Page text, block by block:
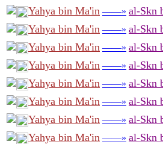
Yahya bin Ma'in ——» al-Skn
Yahya bin Ma'in ——» al-Skn
Yahya bin Ma'in ——» al-Skn
Yahya bin Ma'in ——» al-Skn
Yahya bin Ma'in ——» al-Skn
Yahya bin Ma'in ——» al-Skn
Yahya bin Ma'in ——» al-Skn
Yahya bin Ma'in ——» al-Skn